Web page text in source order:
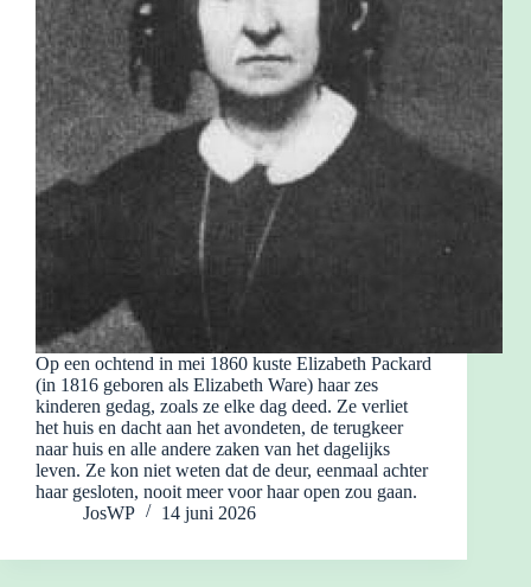
Op een ochtend in mei 1860 kuste Elizabeth Packard
(in 1816 geboren als Elizabeth Ware) haar zes
kinderen gedag, zoals ze elke dag deed. Ze verliet
het huis en dacht aan het avondeten, de terugkeer
naar huis en alle andere zaken van het dagelijks
leven. Ze kon niet weten dat de deur, eenmaal achter
haar gesloten, nooit meer voor haar open zou gaan.
JosWP
14 juni 2026